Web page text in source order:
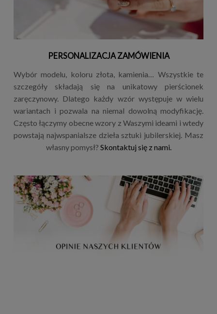
PERSONALIZACJA ZAMÓWIENIA
Wybór modelu, koloru złota, kamienia… Wszystkie te
szczegóły składają się na unikatowy pierścionek
zaręczynowy. Dlatego każdy wzór występuje w wielu
wariantach i pozwala na niemal dowolną modyfikację.
Często łączymy obecne wzory z Waszymi ideami i wtedy
powstają najwspanialsze dzieła sztuki jubilerskiej. Masz
własny pomysł? Skontaktuj się z nami.